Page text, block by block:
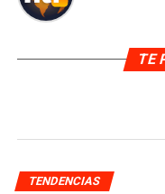
TE
TENDENCIAS